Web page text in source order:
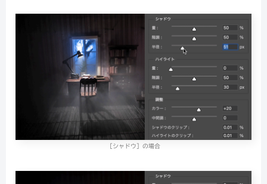
［シャドウ］の場合